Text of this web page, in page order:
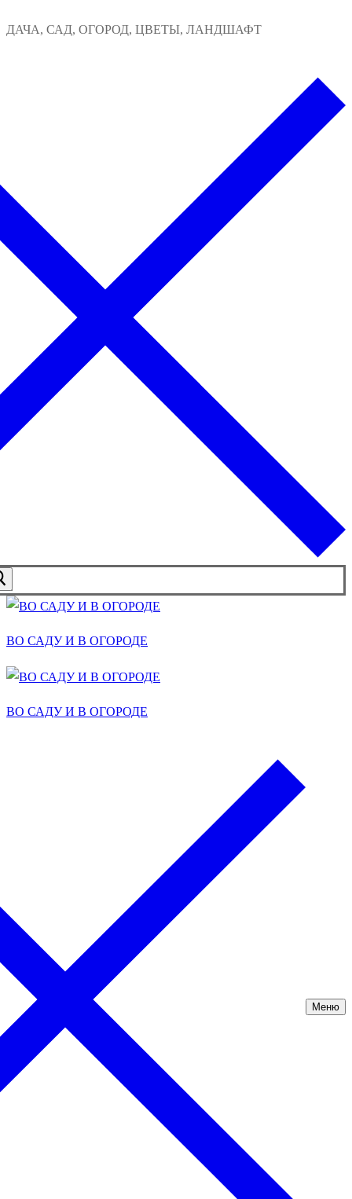
к
ДАЧА, САД, ОГОРОД, ЦВЕТЫ, ЛАНДШАФТ
ВО САДУ И В ОГОРОДЕ
ВО САДУ И В ОГОРОДЕ
Меню